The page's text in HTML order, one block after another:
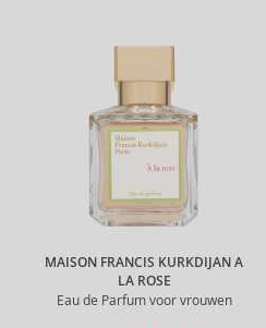
MAISON FRANCIS KURKDIJAN A
LA ROSE
Eau de Parfum voor vrouwen